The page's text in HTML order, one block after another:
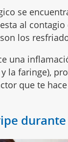
se
al contagio
los
una
la faringe),
que te